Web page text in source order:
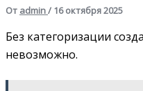
От admin/ 16 октября 2025
Без категоризации
невозможно.